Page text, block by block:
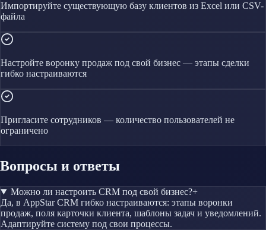
Импортируйте существующую базу клиентов из Excel или CSV-
файла
Настройте воронку продаж под свой бизнес — этапы сделки
гибко настраиваются
Пригласите сотрудников — количество пользователей не
ограничено
Вопросы и ответы
Можно ли настроить CRM под свой бизнес?+
Да, в AppStar CRM гибко настраиваются: этапы воронки
продаж, поля карточки клиента, шаблоны задач и уведомлений.
Адаптируйте систему под свои процессы.